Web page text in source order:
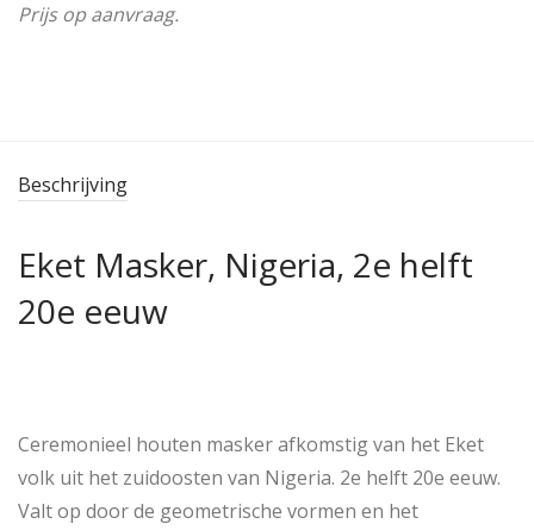
Prijs op aanvraag.
Beschrijving
Eket Masker, Nigeria, 2e helft
20e eeuw
Ceremonieel houten masker afkomstig van het Eket
volk uit het zuidoosten van Nigeria. 2e helft 20e eeuw.
Valt op door de geometrische vormen en het